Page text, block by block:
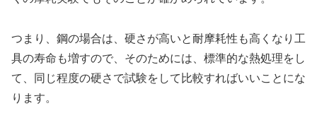
つまり、鋼の場合は、硬さが高いと耐摩耗性も高くなり工
具の寿命も増すので、そのためには、標準的な熱処理をし
て、同じ程度の硬さで試験をして比較すればいいことにな
ります。